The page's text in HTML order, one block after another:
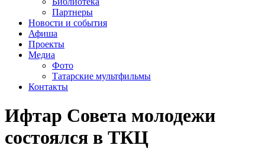
Партнеры
Новости и события
Афиша
Проекты
Медиа
Фото
Татарские мультфильмы
Контакты
Ифтар Совета молодежи
состоялся в ТКЦ